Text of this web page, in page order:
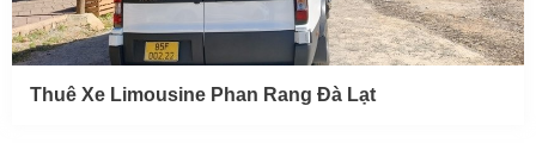
Thuê Xe Limousine Phan Rang Đà Lạt